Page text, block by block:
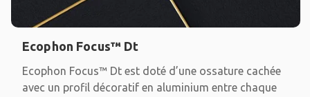
Ecophon Focus™ Dt
Ecophon Focus™ Dt est doté d’une ossature cachée
avec un profil décoratif en aluminium entre chaque